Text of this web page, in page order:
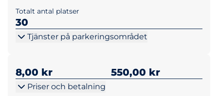
Totalt antal platser
30
Tjänster på parkeringsområdet
8,00 kr 550,00 kr
Priser och betalning